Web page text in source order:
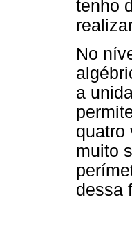
tenho
No
a
quatro
muito
dessa